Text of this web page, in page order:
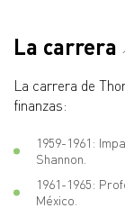
La carrera
La carrera de
finanzas:
1959-1961:
Shannon.
1961-1965:
México.